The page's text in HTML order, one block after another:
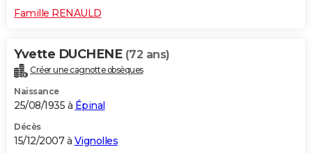
Famille RENAULD
Yvette DUCHENE (72 ans)
Créer une cagnotte obsèques
Naissance
25/08/1935 à Épinal
Décès
15/12/2007 à Vignolles